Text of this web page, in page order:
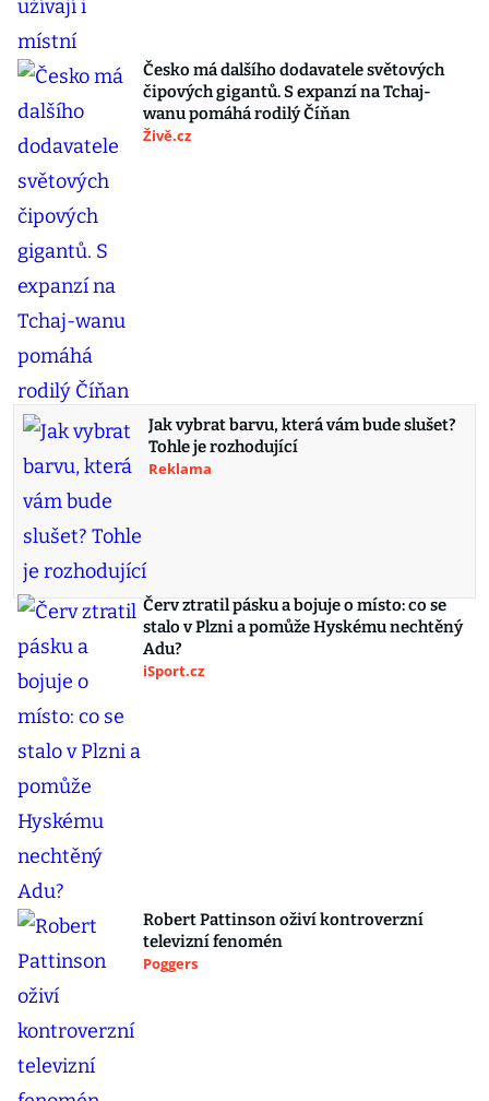
Česko má dalšího dodavatele světových
čipových gigantů. S expanzí na Tchaj-
wanu pomáhá rodilý Číňan
Živě.cz
Jak vybrat barvu, která vám bude slušet?
Tohle je rozhodující
Reklama
Červ ztratil pásku a bojuje o místo: co se
stalo v Plzni a pomůže Hyskému nechtěný
Adu?
iSport.cz
Robert Pattinson oživí kontroverzní
televizní fenomén
Poggers